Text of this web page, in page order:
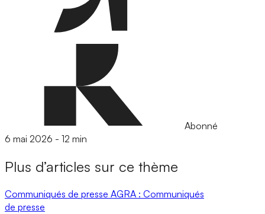
Abonné
6 mai 2026 - 12 min
Plus d’articles sur ce thème
Communiqués de presse AGRA : Communiqués
de presse